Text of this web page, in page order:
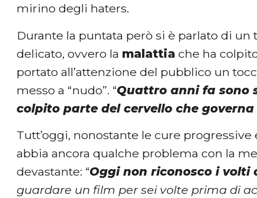
mirino degli haters.
Durante la puntata però si è parlato di
delicato, ovvero la malattia che ha
portato all’attenzione del pubblico un
messo a “nudo”. “Quattro anni fa sono
colpito parte del cervello che
Tutt’oggi, nonostante le cure
abbia ancora qualche problema con la
devastante: “Oggi non riconosco i volti
guardare un film per sei volte prima di